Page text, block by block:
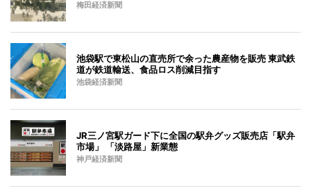
梅田経済新聞
池袋駅で東松山の直売所で余った農産物を販売 東武鉄
道が鉄道輸送、食品ロス削減目指す
池袋経済新聞
JR三ノ宮駅ガード下に全国の駅弁グッズ販売店「駅弁
市場」 「淡路屋」新業態
神戸経済新聞